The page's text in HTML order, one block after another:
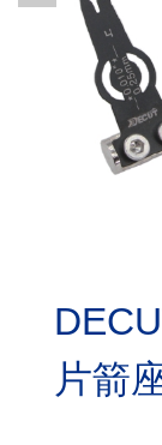
片箭